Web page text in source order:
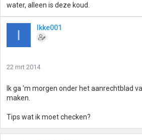
water, alleen is deze koud.
I Ikke001
22 mrt 2014
Ik ga 'm morgen onder het aanrechtblad
maken.
Tips wat ik moet checken?